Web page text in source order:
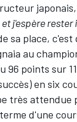
j'espère
sa place,
au
points sur
en six
très attendue
d'une